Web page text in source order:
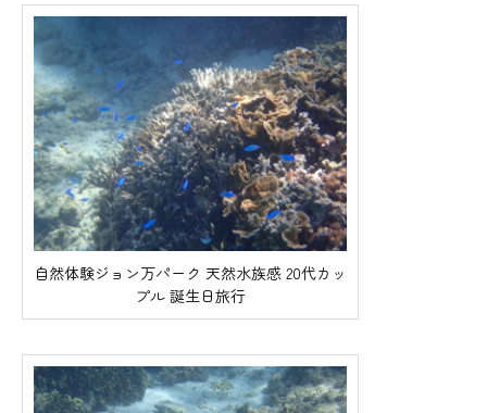
自然体験ジョン万パーク 天然水族感 20代カッ
プル 誕生日旅行